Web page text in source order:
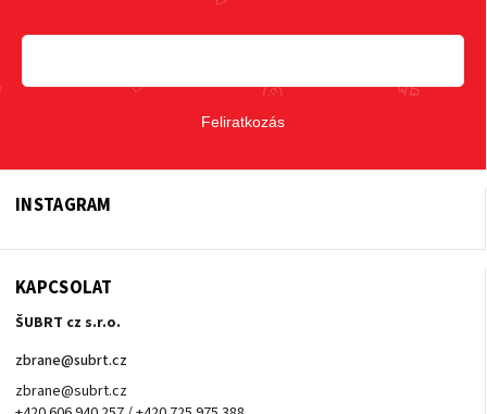
Feliratkozás
INSTAGRAM
KAPCSOLAT
ŠUBRT cz s.r.o.
zbrane@subrt.cz
zbrane@subrt.cz